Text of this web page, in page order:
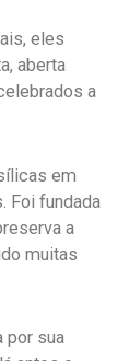
eles
aberta
a
em
Foi fundada
a
muitas
por sua